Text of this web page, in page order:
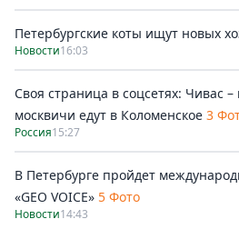
Петербургские коты ищут новых
Новости16:03
Своя страница в соцсетях: Чивас –
москвичи едут в Коломенское 3
Россия15:27
В Петербурге пройдет
«GEO VOICE» 5 Фото
Новости14:43